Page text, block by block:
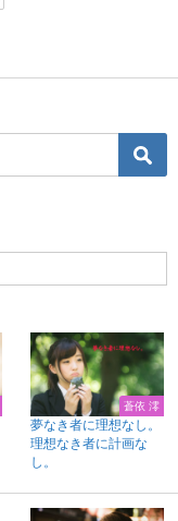
蒼依 澪
夢なき者に理想なし。
理想なき者に計画な
し。